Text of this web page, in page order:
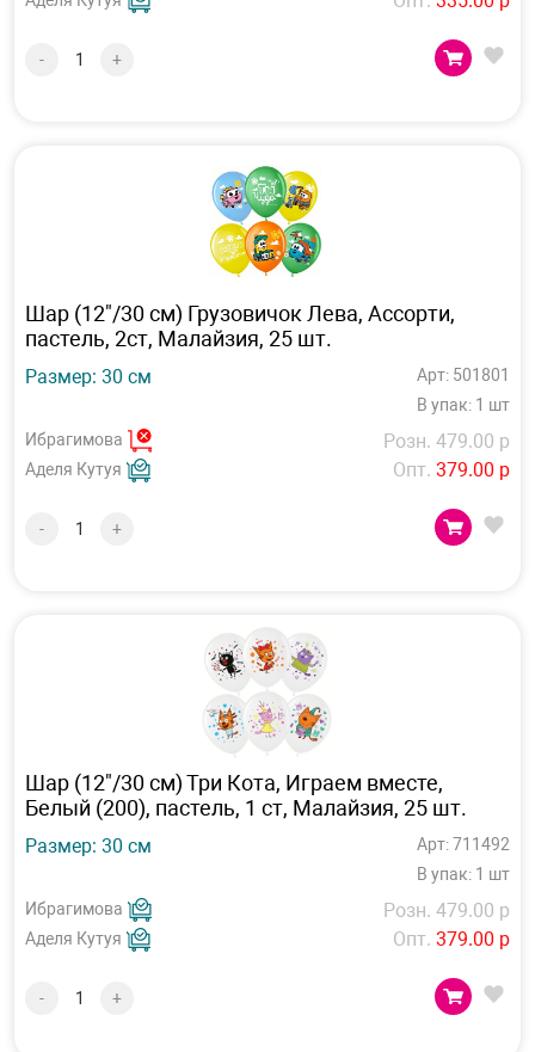
- +
Шар (12"/30 см) Грузовичок Лева, Ассорти,
пастель, 2ст, Малайзия, 25 шт.
Размер: 30 см
Арт: 501801
В упак: 1 шт
Ибрагимова
Аделя Кутуя
Розн. 479.00 р
Опт. 379.00 р
- +
Шар (12"/30 см) Три Кота, Играем вместе,
Белый (200), пастель, 1 ст, Малайзия, 25 шт.
Размер: 30 см
Арт: 711492
В упак: 1 шт
Ибрагимова
Аделя Кутуя
Розн. 479.00 р
Опт. 379.00 р
- +